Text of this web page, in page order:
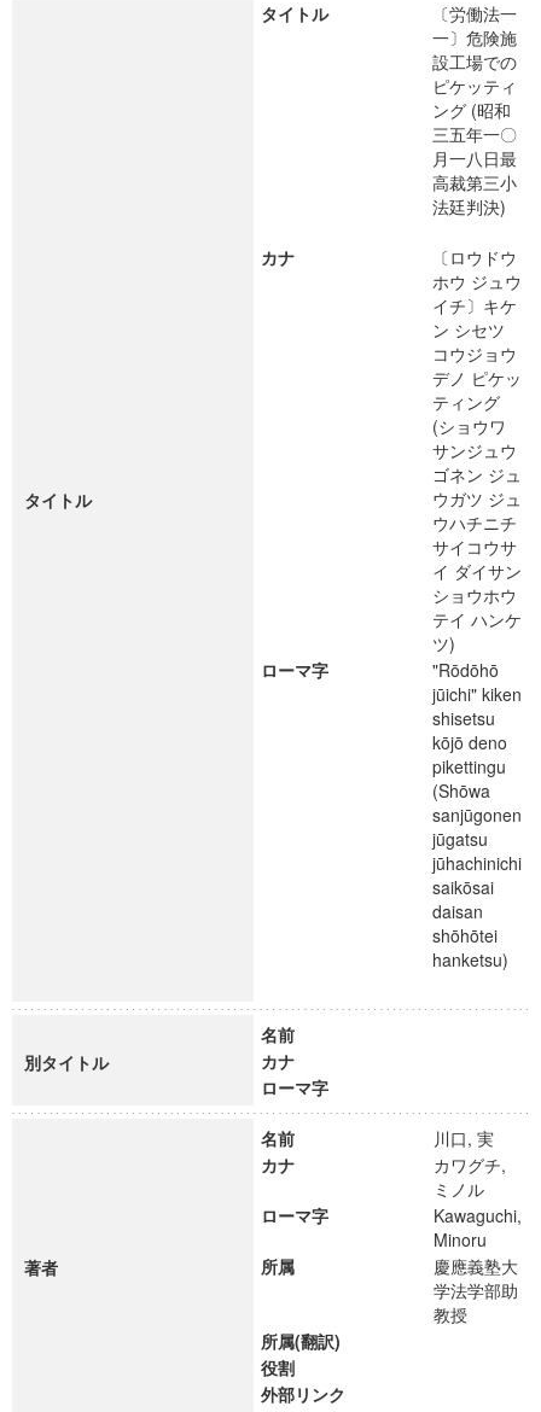
タイトル
タイトル
〔労働法一
一〕危険施
設工場での
ピケッティ
ング (昭和
三五年一〇
月一八日最
高裁第三小
法廷判決)
カナ
〔ロウドウ
ホウ ジュウ
イチ〕キケ
ン シセツ
コウジョウ
デノ ピケッ
ティング
(ショウワ
サンジュウ
ゴネン ジュ
ウガツ ジュ
ウハチニチ
サイコウサ
イ ダイサン
ショウホウ
テイ ハンケ
ツ)
ローマ字
"Rōdōhō
jūichi" kiken
shisetsu
kōjō deno
pikettingu
(Shōwa
sanjūgonen
jūgatsu
jūhachinichi
saikōsai
daisan
shōhōtei
hanketsu)
別タイトル
名前
カナ
ローマ字
著者
名前
川口, 実
カナ
カワグチ,
ミノル
ローマ字
Kawaguchi,
Minoru
所属
慶應義塾大
学法学部助
教授
所属(翻訳)
役割
外部リンク